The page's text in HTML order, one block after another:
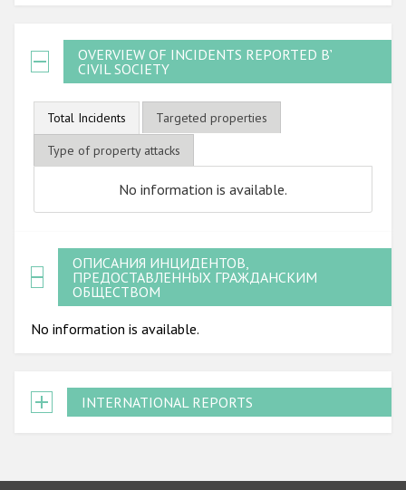
OVERVIEW OF INCIDENTS REPORTED BY
CIVIL SOCIETY
Total Incidents
Targeted properties
Type of property attacks
No information is available.
ОПИСАНИЯ ИНЦИДЕНТОВ,
ПРЕДОСТАВЛЕННЫХ ГРАЖДАНСКИМ
ОБЩЕСТВОМ
No information is available.
INTERNATIONAL REPORTS